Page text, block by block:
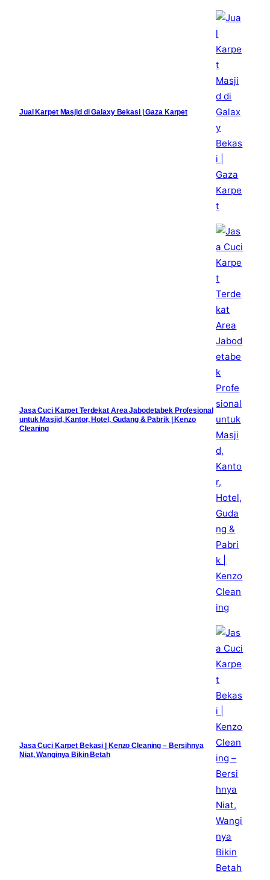
Jual Karpet Masjid di Galaxy Bekasi | Gaza Karpet
Jasa Cuci Karpet Terdekat Area Jabodetabek Profesional
untuk Masjid, Kantor, Hotel, Gudang & Pabrik | Kenzo
Cleaning
Jasa Cuci Karpet Bekasi | Kenzo Cleaning – Bersihnya
Niat, Wanginya Bikin Betah